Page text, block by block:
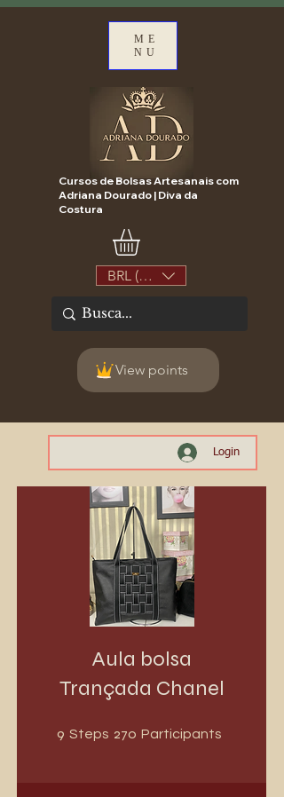
ME
NU
Cursos de Bolsas Artesanais com
Adriana Dourado | Diva da
Costura
BRL (R$)
View points
Login
Aula bolsa
Trançada Chanel
9 Steps 9 Steps
270 Participants